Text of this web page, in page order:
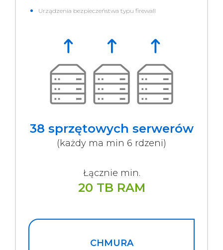
Urządzenia bezpieczeństwa typu firewall
38 sprzętowych serwerów
(każdy ma min 6 rdzeni)
Łącznie min.
20 TB RAM
CHMURA